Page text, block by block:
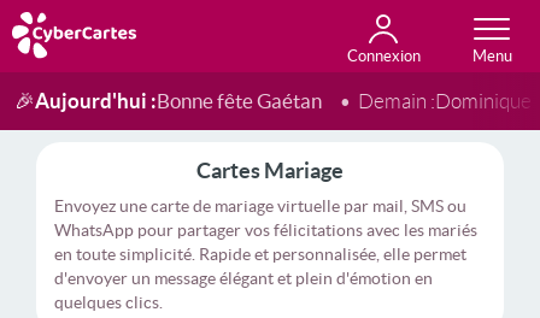
Connexion
Anniversaire
Fête du jour
Amour
Amitié
Merci
Toutes les cartes
🎉Aujourd'hui :Bonne fête Gaétan Demain :Dominique
Cartes Mariage
Envoyez une carte de mariage virtuelle par mail, SMS ou
WhatsApp pour partager vos félicitations avec les mariés
en toute simplicité. Rapide et personnalisée, elle permet
d'envoyer un message élégant et plein d'émotion en
quelques clics.